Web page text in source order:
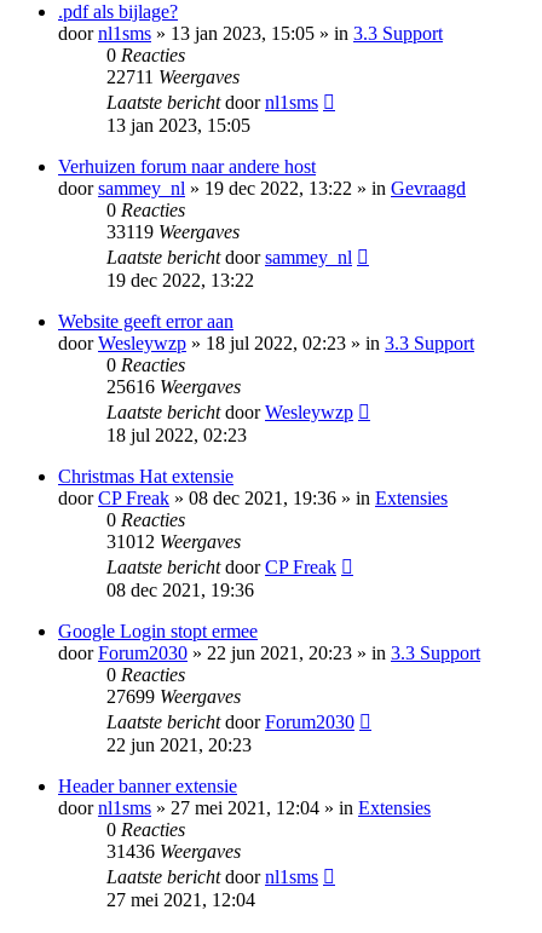
.pdf als bijlage?
doornl1sms » 13 jan 2023, 15:05 » in 3.3 Support
0 Reacties
22711 Weergaves
Laatste berichtdoornl1sms
13 jan 2023, 15:05
Verhuizen forum naar andere host
doorsammey_nl » 19 dec 2022, 13:22 » in Gevraagd
0 Reacties
33119 Weergaves
Laatste berichtdoorsammey_nl
19 dec 2022, 13:22
Website geeft error aan
doorWesleywzp » 18 jul 2022, 02:23 » in 3.3 Support
0 Reacties
25616 Weergaves
Laatste berichtdoorWesleywzp
18 jul 2022, 02:23
Christmas Hat extensie
doorCP Freak » 08 dec 2021, 19:36 » in Extensies
0 Reacties
31012 Weergaves
Laatste berichtdoorCP Freak
08 dec 2021, 19:36
Google Login stopt ermee
doorForum2030 » 22 jun 2021, 20:23 » in 3.3 Support
0 Reacties
27699 Weergaves
Laatste berichtdoorForum2030
22 jun 2021, 20:23
Header banner extensie
doornl1sms » 27 mei 2021, 12:04 » in Extensies
0 Reacties
31436 Weergaves
Laatste berichtdoornl1sms
27 mei 2021, 12:04